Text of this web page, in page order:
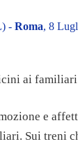
- Roma, 8
ai
e
Sui treni